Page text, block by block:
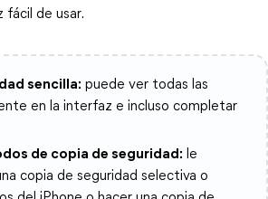
fácil de usar.
sencilla: puede ver todas las
en la interfaz e incluso completar
de copia de seguridad: le
copia de seguridad selectiva o